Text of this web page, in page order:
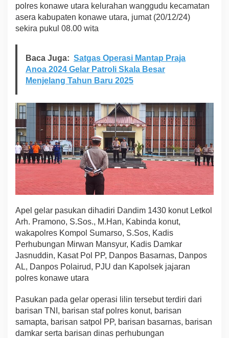
a
s
t
a
n
K
a
i
b
m
a
s
K
o
n
d
u
i
f
J
l
a
n
g
t
a
r
u
polres konawe utara kelurahan wanggudu kecamatan
asera kabupaten konawe utara, jumat (20/12/24)
sekira pukul 08.00 wita
Baca Juga: Satgas Operasi Mantap Praja
Anoa 2024 Gelar Patroli Skala Besar
Menjelang Tahun Baru 2025
Apel gelar pasukan dihadiri Dandim 1430 konut Letkol
Arh. Pramono, S.Sos., M.Han, Kabinda konut,
wakapolres Kompol Sumarso, S.Sos, Kadis
Perhubungan Mirwan Mansyur, Kadis Damkar
Jasnuddin, Kasat Pol PP, Danpos Basarnas, Danpos
AL, Danpos Polairud, PJU dan Kapolsek jajaran
polres konawe utara
Pasukan pada gelar operasi lilin tersebut terdiri dari
barisan TNI, barisan staf polres konut, barisan
samapta, barisan satpol PP, barisan basarnas, barisan
damkar serta barisan dinas perhubungan